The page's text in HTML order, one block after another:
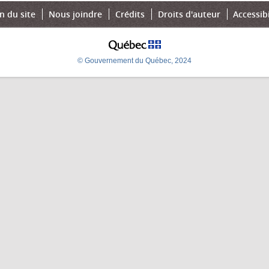
du site Nous joindre Crédits Droits d'auteur
© Gouvernement du Québec, 2024